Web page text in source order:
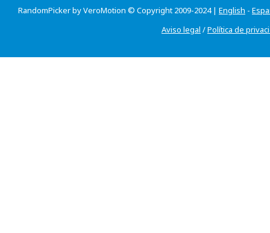
RandomPicker by VeroMotion © Copyright 2009-2024 | English -
Aviso legal /Política de